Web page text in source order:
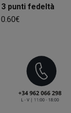
3 punti fedeltà
0.60€